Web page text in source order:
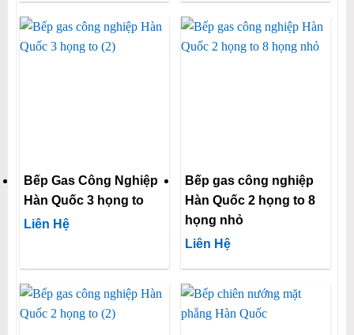
Bếp Gas Công Nghiệp
Hàn Quốc 3 họng to
Liên Hệ
Bếp gas công nghiệp
Hàn Quốc 2 họng to 8
họng nhỏ
Liên Hệ